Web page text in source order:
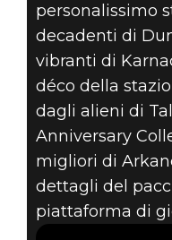
NON
personalissimo
decadenti di
vibranti di
déco della
dagli alieni di
Anniversary
migliori di
dettagli del
piattaforma di